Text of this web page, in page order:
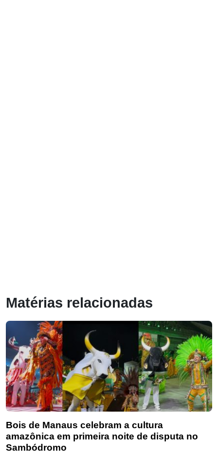
Matérias relacionadas
Bois de Manaus celebram a cultura
amazônica em primeira noite de disputa no
Sambódromo